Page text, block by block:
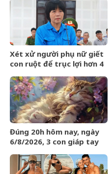
Xét xử người phụ nữ giết
con ruột để trục lợi hơn 4
Đúng 20h hôm nay, ngày
6/8/2026, 3 con giáp tay
VÀNG, phú quý ngập nhà